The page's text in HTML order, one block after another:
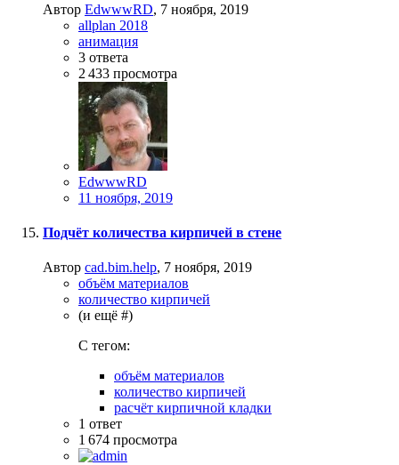
Автор EdwwwRD, 7 ноября, 2019
allplan 2018
анимация
3 ответа
2 433 просмотра
EdwwwRD
11 ноября, 2019
Подчёт количества кирпичей в стене
Автор cad.bim.help, 7 ноября, 2019
объём материалов
количество кирпичей
(и ещё #)
C тегом:
объём материалов
количество кирпичей
расчёт кирпичной кладки
1 ответ
1 674 просмотра